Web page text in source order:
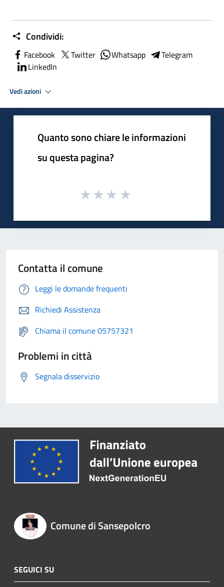
Condividi:
Facebook Twitter Whatsapp
Telegram
LinkedIn
Vedi azioni
Quanto sono chiare le informazioni
su questa pagina?
Contatta il comune
Leggi le domande frequenti
Richiedi Assistenza
Chiama il comune 05757321
Problemi in città
Segnala disservizio
Comune di Sansepolcro
SEGUICI SU